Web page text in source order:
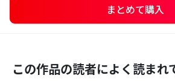
まとめて購入
この作品の読者によく読まれ